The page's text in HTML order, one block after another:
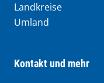
Landkreise
Umland
Kontakt und mehr